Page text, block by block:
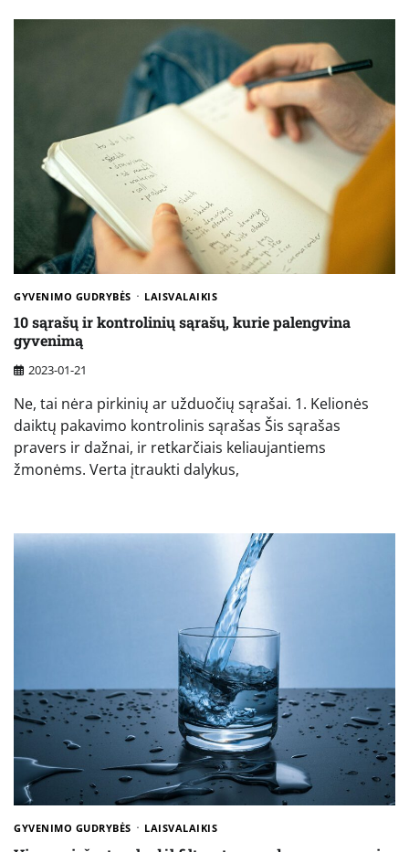
GYVENIMO GUDRYBĖS LAISVALAIKIS
10 sąrašų ir kontrolinių sąrašų, kurie palengvina
gyvenimą
2023-01-21
Ne, tai nėra pirkinių ar užduočių sąrašai. 1. Kelionės
daiktų pakavimo kontrolinis sąrašas Šis sąrašas
pravers ir dažnai, ir retkarčiais keliaujantiems
žmonėms. Verta įtraukti dalykus,
GYVENIMO GUDRYBĖS LAISVALAIKIS